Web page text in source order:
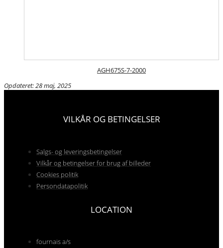
AGH675S-7-2000
Opdateret: 28 maj, 2025
VILKÅR OG BETINGELSER
Salgs- og leveringsbetingelser
Vilkår og betingelser for brug af billeder
Cookies politik
Persondatapolitik
LOCATION
fournais a/s